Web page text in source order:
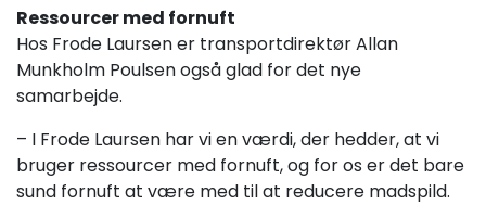
Ressourcer med fornuft
Hos Frode Laursen er transportdirektør Allan
Munkholm Poulsen også glad for det nye
samarbejde.
– I Frode Laursen har vi en værdi, der hedder, at vi
bruger ressourcer med fornuft, og for os er det bare
sund fornuft at være med til at reducere madspild.